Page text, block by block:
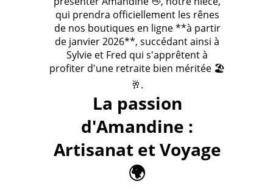
qui prendra officiellement les rênes
de nos boutiques en ligne **à partir
de janvier 2026**, succédant ainsi à
Sylvie et Fred qui s'apprêtent à
profiter d'une retraite bien méritée 🏖️
🥂.
La passion
d'Amandine :
Artisanat et Voyage
🌍